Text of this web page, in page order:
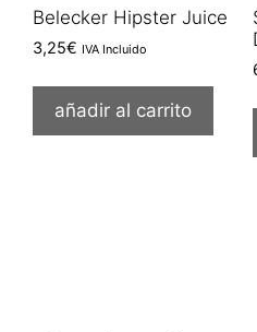
Belecker Hipster Juice
3,25€ IVA Incluido
añadir al carrito